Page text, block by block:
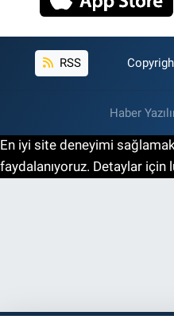
RSS
Haber
En iyi site deneyimi
faydalanıyoruz. Detaylar için